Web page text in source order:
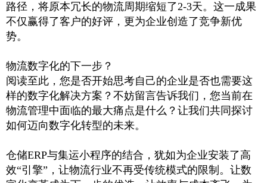
路径，将原本冗长的物流周期缩短了2-3天。这一成果
不仅赢得了客户的好评，更为企业创造了竞争新优
势。
物流数字化的下一步？
阅读至此，您是否开始思考自己的企业是否也需要这
样的数字化解决方案？不妨留言告诉我们，您当前在
物流管理中面临的最大痛点是什么？让我们共同探讨
如何迈向数字化转型的未来。
仓储ERP与集运小程序的结合，犹如为企业安装了高
效“引擎”，让物流行业不再受传统模式的限制。让数